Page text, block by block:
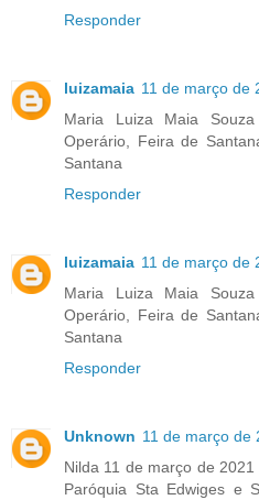
Responder
luizamaia 11 de março de
Maria Luiza Maia
Operário, Feira de
Santana
Responder
luizamaia 11 de março de
Maria Luiza Maia
Operário, Feira de
Santana
Responder
Unknown 11 de março de
Nilda 11 de março de
Paróquia Sta Edwiges e